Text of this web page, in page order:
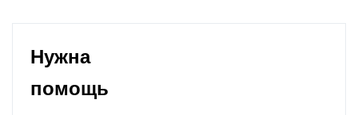
Нужна
помощь